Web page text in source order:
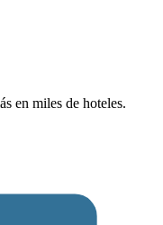
en miles de hoteles.